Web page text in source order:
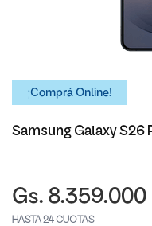
¡Comprá Online!
Samsung Galaxy S26
Gs. 8.359.000
HASTA 24 CUOTAS